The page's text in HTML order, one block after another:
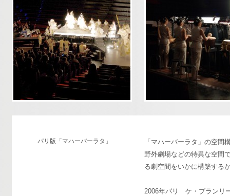
パリ版「マハーバーラタ」
「マハーバーラタ」の空間
野外劇場などの特異な空間
る劇空間をいかに構築する
2006年パリ ケ・ブランリ